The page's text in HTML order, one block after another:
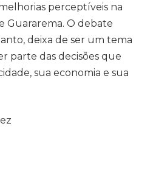
perceptíveis na
Guararema. O debate
deixa de ser um tema
parte das decisões que
sua economia e sua